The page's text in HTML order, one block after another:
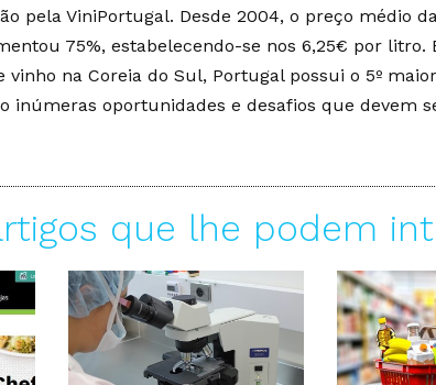
pela ViniPortugal. Desde 2004, o preço médio
75%, estabelecendo-se nos 6,25€ por litro.
vinho na Coreia do Sul, Portugal possui o 5º
inúmeras oportunidades e desafios que devem
que lhe podem